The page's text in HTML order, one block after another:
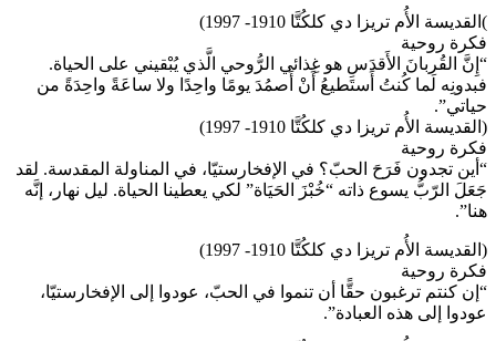
)القديسة الأُم تريزا دي كلكُتَّا 1910- 1997)
فكرة روحية
“إِنَّ القُربانَ الأَقدَسِ هو غِذائي الرُّوحي الَّذي يُبْقيني على الحياة.
فبدونِه لَما كُنتُ أَستَطيعُ أَنْ أَصمُدَ يومًا واحِدًا ولا ساعَةً واحِدَةً من
حياتي”.
(القديسة الأُم تريزا دي كلكُتَّا 1910- 1997)
فكرة روحية
“أين تجدون فَرَحَ الحبّ؟ في الإفخارستيّا، في المناولة المقدسة. لقد
جَعَلَ الرّبُّ يسوع ذاته “خُبْزَ الحَيَاة” لكي يعطينا الحياة. ليل نهار، إنَّه
هنا”.
(القديسة الأُم تريزا دي كلكُتَّا 1910- 1997)
فكرة روحية
“إن كنتم ترغبون حقًّا أن تنموا في الحبّ، عودوا إلى الإفخارستيّا،
عودوا إلى هذه العبادة”.